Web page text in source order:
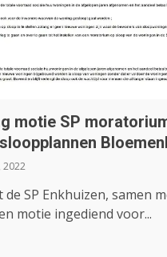
motie SP
2022
SP Enkhuizen, samen
motie ingediend voor...